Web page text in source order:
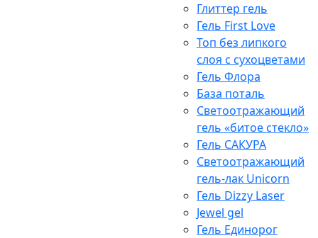
Глиттер гель
Гель First Love
Топ без липкого
слоя с сухоцветами
Гель Флора
База поталь
Светоотражающий
гель «битое стекло»
Гель САКУРА
Светоотражающий
гель-лак Unicorn
Гель Dizzy Laser
Jewel gel
Гель Единорог